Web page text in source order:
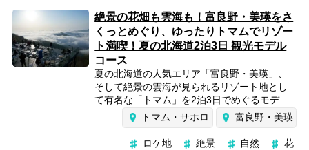
絶景の花畑も雲海も！富良野・美瑛をさ
くっとめぐり、ゆったりトマムでリゾー
ト満喫！夏の北海道2泊3日 観光モデル
コース
夏の北海道の人気エリア「富良野・美瑛」、
そして絶景の雲海が見られるリゾート地とし
て有名な「トマム」を2泊3日でめぐるモデ...
トマム・サホロ
富良野・美瑛
ロケ地 絶景 自然 花